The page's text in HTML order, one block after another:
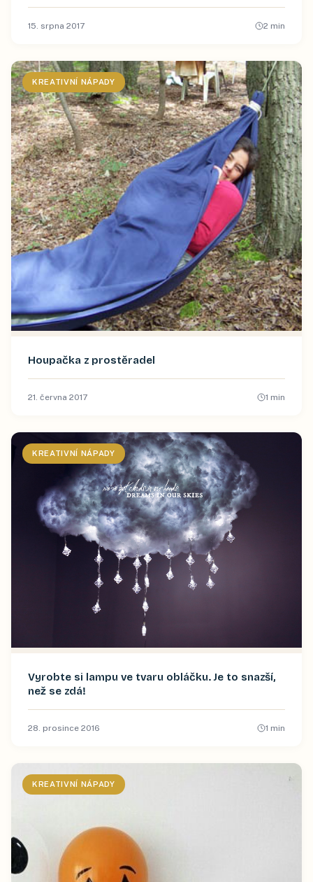
15. srpna 2017 2 min
KREATIVNÍ NÁPADY
Houpačka z prostěradel
21. června 2017 1 min
KREATIVNÍ NÁPADY
Vyrobte si lampu ve tvaru obláčku. Je to snazší,
než se zdá!
28. prosince 2016 1 min
KREATIVNÍ NÁPADY